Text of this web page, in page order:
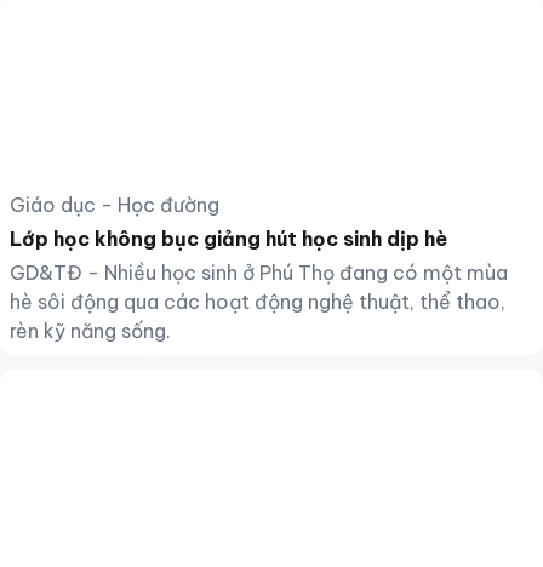
Giáo dục - Học đường
Lớp học không bục giảng hút học sinh dịp hè
GD&TĐ - Nhiều học sinh ở Phú Thọ đang có một mùa
hè sôi động qua các hoạt động nghệ thuật, thể thao,
rèn kỹ năng sống.